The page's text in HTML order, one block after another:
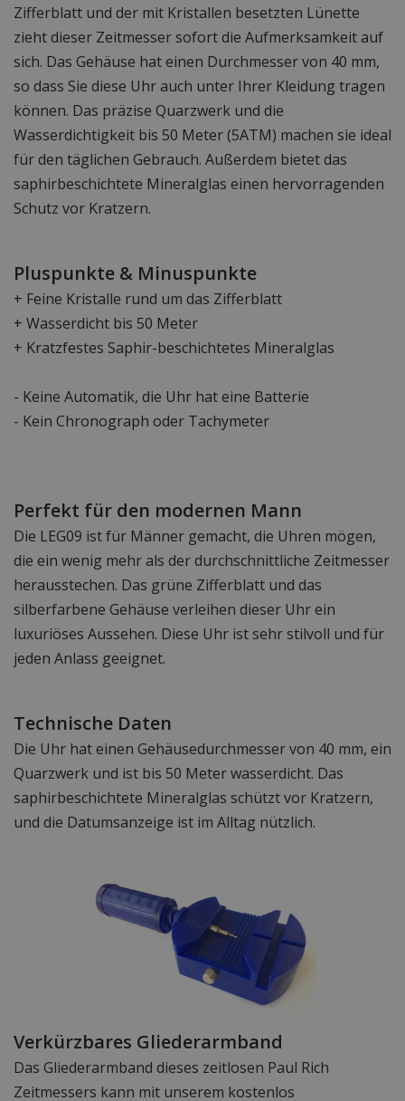
Zifferblatt und der mit Kristallen besetzten Lünette
zieht dieser Zeitmesser sofort die Aufmerksamkeit auf
sich. Das Gehäuse hat einen Durchmesser von 40 mm,
so dass Sie diese Uhr auch unter Ihrer Kleidung tragen
können. Das präzise Quarzwerk und die
Wasserdichtigkeit bis 50 Meter (5ATM) machen sie ideal
für den täglichen Gebrauch. Außerdem bietet das
saphirbeschichtete Mineralglas einen hervorragenden
Schutz vor Kratzern.
Pluspunkte & Minuspunkte
+ Feine Kristalle rund um das Zifferblatt
+ Wasserdicht bis 50 Meter
+ Kratzfestes Saphir-beschichtetes Mineralglas
- Keine Automatik, die Uhr hat eine Batterie
- Kein Chronograph oder Tachymeter
Perfekt für den modernen Mann
Die LEG09 ist für Männer gemacht, die Uhren mögen,
die ein wenig mehr als der durchschnittliche Zeitmesser
herausstechen. Das grüne Zifferblatt und das
silberfarbene Gehäuse verleihen dieser Uhr ein
luxuriöses Aussehen. Diese Uhr ist sehr stilvoll und für
jeden Anlass geeignet.
Technische Daten
Die Uhr hat einen Gehäusedurchmesser von 40 mm, ein
Quarzwerk und ist bis 50 Meter wasserdicht. Das
saphirbeschichtete Mineralglas schützt vor Kratzern,
und die Datumsanzeige ist im Alltag nützlich.
Verkürzbares Gliederarmband
Das Gliederarmband dieses zeitlosen Paul Rich
Zeitmessers kann mit unserem kostenlos